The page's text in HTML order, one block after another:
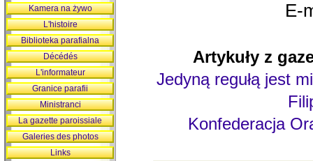
E-
Artykuły z
Jedyną regułą jest
Konfederacja
Kamera na żywo
L'histoire
Biblioteka parafialna
Décédés
L'informateur
Granice parafii
Ministranci
La gazette paroissiale
Galeries des photos
Links